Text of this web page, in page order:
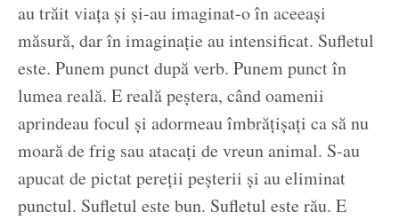
au trăit viața și și-au imaginat-o în aceeași
măsură, dar în imaginație au intensificat. Sufletul
este. Punem punct după verb. Punem punct în
lumea reală. E reală peștera, când oamenii
aprindeau focul și adormeau îmbrățișați ca să nu
moară de frig sau atacați de vreun animal. S-au
apucat de pictat pereții peșterii și au eliminat
punctul. Sufletul este bun. Sufletul este rău. E